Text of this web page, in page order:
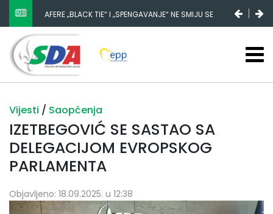
AFERE „BLACK TIE“ I „SPENGAVANJE“ NE SMIJU SE
ZATAŠKATI
Vijesti / Saopćenja
IZETBEGOVIĆ SE SASTAO SA
DELEGACIJOM EVROPSKOG
PARLAMENTA
Objavljeno: 18.09.2025. u 12:38